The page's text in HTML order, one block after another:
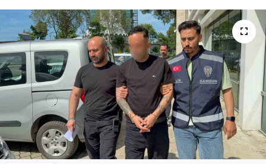
Magazin
Mektup Galeri
Röportaj
Manşet
Köşe Yazıları